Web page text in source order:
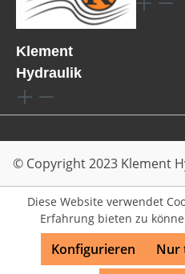
Klement
Hydraulik
© Copyright 2023 Klement
Diese Website verwendet
Erfahrung bieten zu
Nur
Konfigurieren